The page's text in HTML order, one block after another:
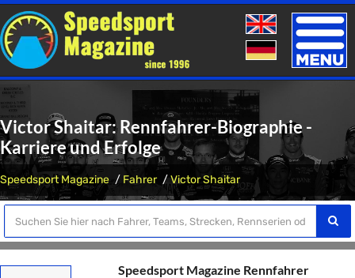
Toggle
Victor Shaitar: Rennfahrer-Biographie -
Karriere und Erfolge
Speedsport Magazine Fahrer Victor Shaitar
Speedsport Magazine Rennfahrer